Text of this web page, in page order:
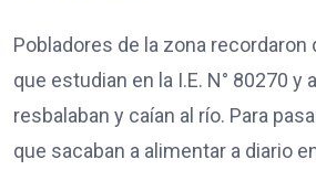
Pobladores de la zona
que estudian en la I.E. N° 80270 y
resbalaban y caían al río. Para
que sacaban a alimentar a diario